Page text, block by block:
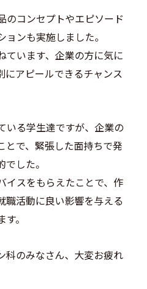
のコンセプトやエピソード
ンも実施しました。
ています、企業の方に気に
にアピールできるチャンス
いる学生達ですが、企業の
とで、緊張した面持ちで発
した。
イスをもらえたことで、作
職活動に良い影響を与える
。
科のみなさん、大変お疲れ